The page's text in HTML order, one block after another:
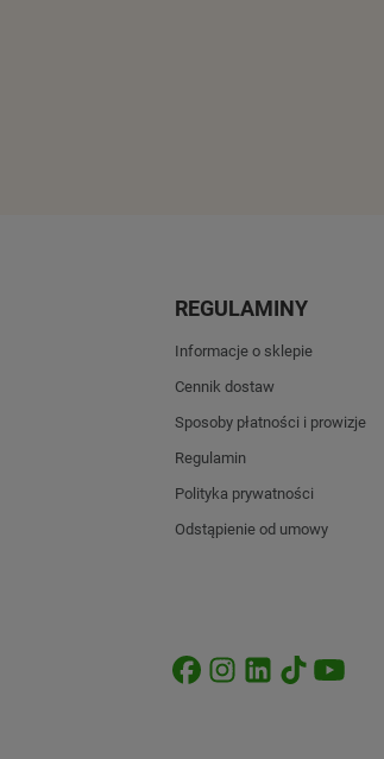
REGULAMINY
Informacje o sklepie
Cennik dostaw
Sposoby płatności i prowizje
Regulamin
Polityka prywatności
Odstąpienie od umowy